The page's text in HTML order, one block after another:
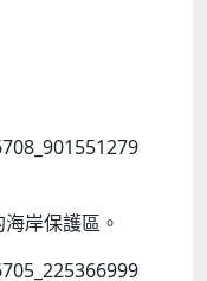
岸保護區。